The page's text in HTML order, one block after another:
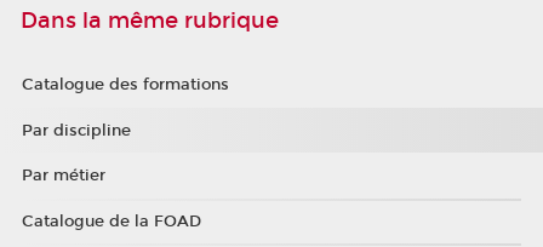
Dans la même rubrique
Catalogue des formations
Par discipline
Par métier
Catalogue de la FOAD